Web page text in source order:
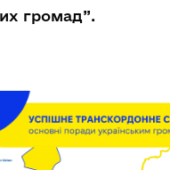
громад”.